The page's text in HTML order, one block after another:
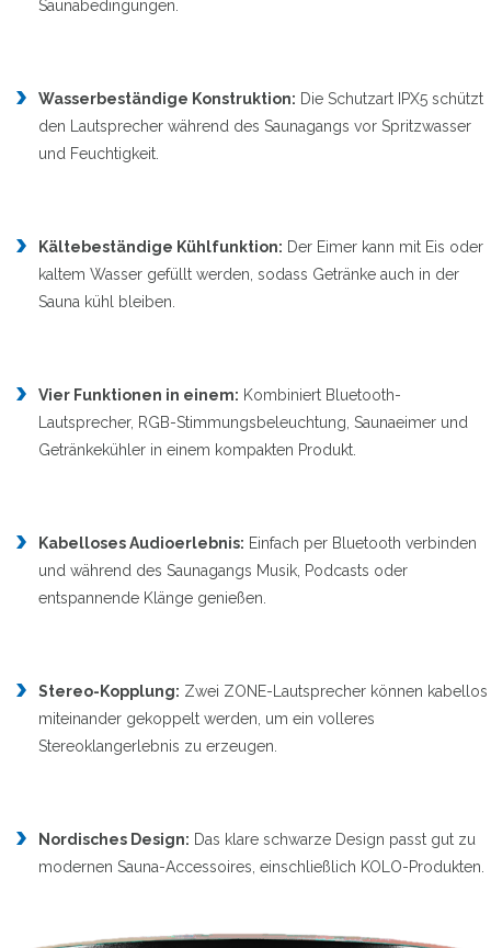
Saunabedingungen.
Wasserbeständige Konstruktion: Die Schutzart IPX5 schützt
den Lautsprecher während des Saunagangs vor Spritzwasser
und Feuchtigkeit.
Kältebeständige Kühlfunktion: Der Eimer kann mit Eis oder
kaltem Wasser gefüllt werden, sodass Getränke auch in der
Sauna kühl bleiben.
Vier Funktionen in einem: Kombiniert Bluetooth-
Lautsprecher, RGB-Stimmungsbeleuchtung, Saunaeimer und
Getränkekühler in einem kompakten Produkt.
Kabelloses Audioerlebnis: Einfach per Bluetooth verbinden
und während des Saunagangs Musik, Podcasts oder
entspannende Klänge genießen.
Stereo-Kopplung: Zwei ZONE-Lautsprecher können kabellos
miteinander gekoppelt werden, um ein volleres
Stereoklangerlebnis zu erzeugen.
Nordisches Design: Das klare schwarze Design passt gut zu
modernen Sauna-Accessoires, einschließlich KOLO-Produkten.